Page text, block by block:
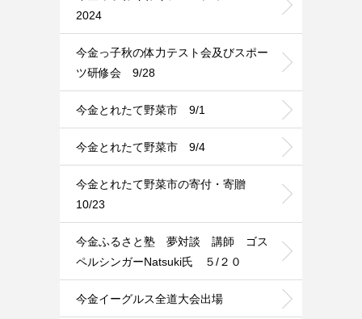
2024
今金っ子秋の体力テスト会及びスポー
ツ研修会 9/28
今金とれたて野菜市 9/1
今金とれたて野菜市 9/4
今金とれたて野菜市の寄付・寄贈
10/23
今金ふるさと塾 夢対談 講師 ゴス
ペルシンガーNatsuki氏 ５/２０
今金イーグルス全道大会出場